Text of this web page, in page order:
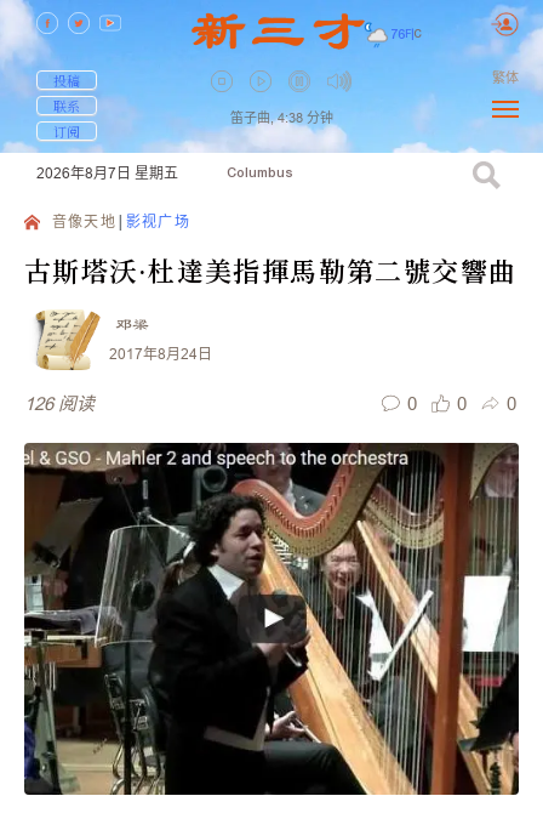
76F| C
投稿
联系
订阅
笛子曲, 4:38 分钟
繁体
2026年8月7日 星期五 Columbus
音像天地 影视广场
古斯塔沃·杜達美指揮馬勒第二號交響曲
邓梁
2017年8月24日
126 阅读 0 0 0